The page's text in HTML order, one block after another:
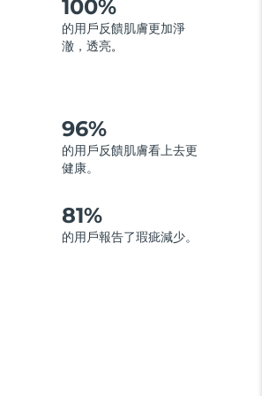
100%
的用戶反饋肌膚更加淨
澈，透亮。
96%
的用戶反饋肌膚看上去更
健康。
81%
的用戶報告了瑕疵減少。